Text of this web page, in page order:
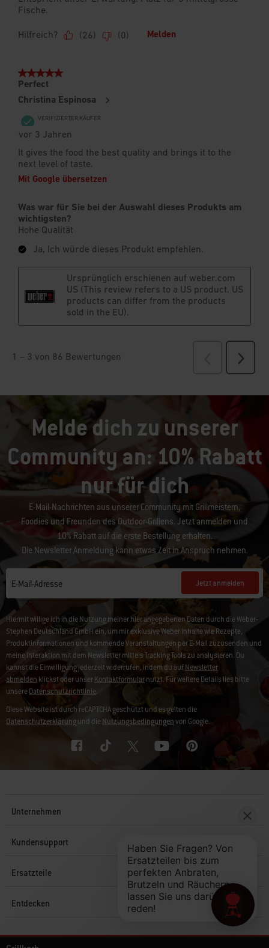
Melde dich zu unserer
Community an: 10% Rabatt
nur für dich
E-Mail-Nachrichten aus unserer Community mit Grillmeistern,
Foodies und Freunden des Outdoor-Grillens. Jetzt anmelden und
10% Rabatt auf die erste Bestellung erhalten.
Die Newsletter Anmeldung kann etwas Zeit in Anspruch nehmen.
E-Mail-Adresse Jetzt anmelden
Hiermit willige ich in die Nutzung meiner hier angegebenen Daten durch die Weber-
Stephen Deutschland GmbH ein, um mir exklusive Weber Inhalte wie Rezepte,
Produktinformationen und kommende Veranstaltungen per E-Mail zuzusenden und
meine Interaktion mit dem Newsletter mittels Tracking Tools zu analysieren. Du
kannst die Einwilligung jederzeit widerrufen, indem du aufNewsletter
abmelden klickst oder unserKontaktformularnutzt. Für weitere Details lies bitte
unsereDatenschutzrichtlinie.
Diese Website ist durch reCAPTCHA geschützt und es gelten die
Datenschutzerklärungund dieNutzungsbedingungenvon Google.
Unternehmen
Kundensupport
Ersatzteile
Entdecken
© 2026 Weber. Alle Rechte vorbehalten.